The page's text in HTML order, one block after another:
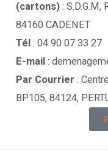
(cartons): S.D.G.M,
84160 CADENET
Tél: 04 90 07 33 27
E-mail:
Par Courrier :
BP105, 84124,